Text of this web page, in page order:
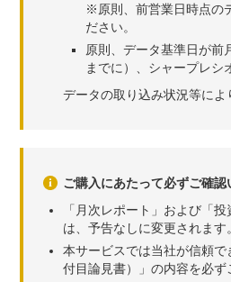
※原則、前営業日時点の
ださい。
原則、データ基準日が前
までに）、シャープレ
データの取り込み状況等に
ご購入にあたって必ずご確認
「月次レポート」および「
は、予告なしに変更されます。
本サービスでは当社が信頼
付目論見書）」の内容を必ず